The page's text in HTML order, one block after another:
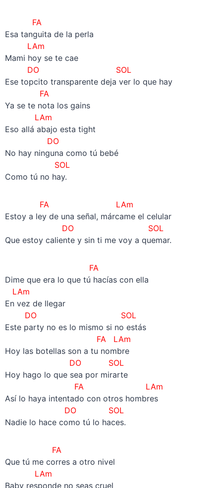
FA
Esa tanguita de la perla
LAm
Mami hoy se te cae
DO SOL
Ese topcito transparente deja ver lo que hay
FA
Ya se te nota los gains
LAm
Eso allá abajo esta tight
DO
No hay ninguna como tú bebé
SOL
Como tú no hay.
FA LAm
Estoy a ley de una señal, márcame el celular
DO SOL
Que estoy caliente y sin ti me voy a quemar.
FA
Dime que era lo que tú hacías con ella
LAm
En vez de llegar
DO SOL
Este party no es lo mismo si no estás
FA LAm
Hoy las botellas son a tu nombre
DO SOL
Hoy hago lo que sea por mirarte
FA LAm
Así lo haya intentado con otros hombres
DO SOL
Nadie lo hace como tú lo haces.
FA
Que tú me corres a otro nivel
LAm
Baby responde no seas cruel